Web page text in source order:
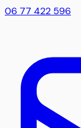
06 77 422 596